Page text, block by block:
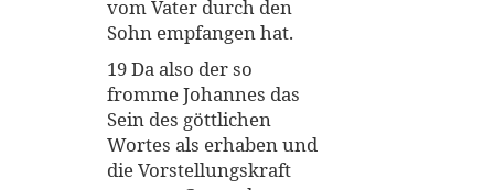
vom Vater durch den
Sohn empfangen hat.
19 Da also der so
fromme Johannes das
Sein des göttlichen
Wortes als erhaben und
die Vorstellungskraft